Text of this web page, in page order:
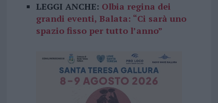
LEGGI ANCHE: Olbia regina dei
grandi eventi, Balata: “Ci sarà uno
spazio fisso per tutto l’anno”